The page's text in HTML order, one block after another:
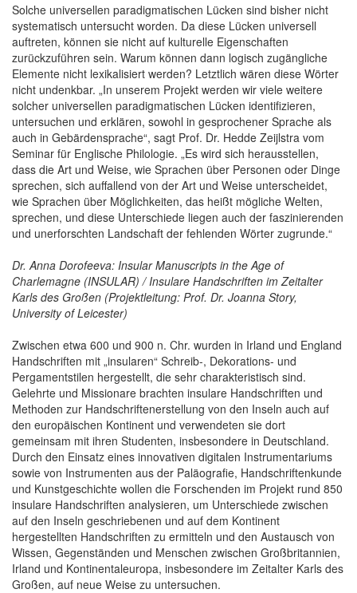
Solche universellen paradigmatischen Lücken sind bisher nicht
systematisch untersucht worden. Da diese Lücken universell
auftreten, können sie nicht auf kulturelle Eigenschaften
zurückzuführen sein. Warum können dann logisch zugängliche
Elemente nicht lexikalisiert werden? Letztlich wären diese Wörter
nicht undenkbar. „In unserem Projekt werden wir viele weitere
solcher universellen paradigmatischen Lücken identifizieren,
untersuchen und erklären, sowohl in gesprochener Sprache als
auch in Gebärdensprache“, sagt Prof. Dr. Hedde Zeijlstra vom
Seminar für Englische Philologie. „Es wird sich herausstellen,
dass die Art und Weise, wie Sprachen über Personen oder Dinge
sprechen, sich auffallend von der Art und Weise unterscheidet,
wie Sprachen über Möglichkeiten, das heißt mögliche Welten,
sprechen, und diese Unterschiede liegen auch der faszinierenden
und unerforschten Landschaft der fehlenden Wörter zugrunde.“
Dr. Anna Dorofeeva: Insular Manuscripts in the Age of
Charlemagne (INSULAR) / Insulare Handschriften im Zeitalter
Karls des Großen (Projektleitung: Prof. Dr. Joanna Story,
University of Leicester)
Zwischen etwa 600 und 900 n. Chr. wurden in Irland und England
Handschriften mit „insularen“ Schreib-, Dekorations- und
Pergamentstilen hergestellt, die sehr charakteristisch sind.
Gelehrte und Missionare brachten insulare Handschriften und
Methoden zur Handschriftenerstellung von den Inseln auch auf
den europäischen Kontinent und verwendeten sie dort
gemeinsam mit ihren Studenten, insbesondere in Deutschland.
Durch den Einsatz eines innovativen digitalen Instrumentariums
sowie von Instrumenten aus der Paläografie, Handschriftenkunde
und Kunstgeschichte wollen die Forschenden im Projekt rund 850
insulare Handschriften analysieren, um Unterschiede zwischen
auf den Inseln geschriebenen und auf dem Kontinent
hergestellten Handschriften zu ermitteln und den Austausch von
Wissen, Gegenständen und Menschen zwischen Großbritannien,
Irland und Kontinentaleuropa, insbesondere im Zeitalter Karls des
Großen, auf neue Weise zu untersuchen.